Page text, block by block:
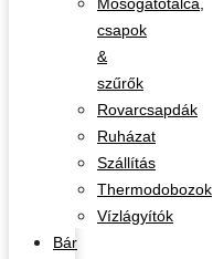
csapok
&
szűrők
Rovarcsapdák
Ruházat
Szállítás
Thermodobozok
Vízlágyítók
Bár